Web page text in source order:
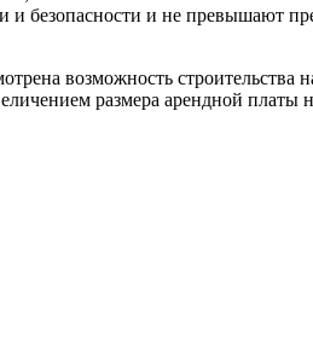
и безопасности и не превышают
возможность строительства
размера арендной платы